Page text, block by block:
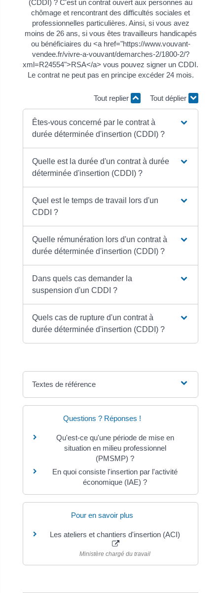
(CDDI) ? C'est un contrat ouvert aux personnes au
chômage et rencontrant des difficultés sociales et
professionnelles particulières. Ainsi, si vous avez
moins de 26 ans, si vous êtes travailleurs handicapés
ou bénéficiaires du <a href="https://www.vouvant-
vendee.fr/vivre-a-vouvant/demarches-2/1800-2/?
xml=R24554">RSA</a> vous pouvez signer un CDDI.
Le contrat ne peut pas en principe excéder 24 mois.
Tout replier Tout déplier
Êtes-vous concerné par le contrat à
durée déterminée d'insertion (CDDI) ?
Quelle est la durée d'un contrat à durée
déterminée d'insertion (CDDI) ?
Quel est le temps de travail lors d'un
CDDI ?
Quelle rémunération lors d'un contrat à
durée déterminée d'insertion (CDDI) ?
Dans quels cas demander la
suspension d'un CDDI ?
Quels cas de rupture d'un contrat à
durée déterminée d'insertion (CDDI) ?
Textes de référence
Questions ? Réponses !
Qu'est-ce qu'une période de mise en
situation en milieu professionnel
(PMSMP) ?
En quoi consiste l'insertion par l'activité
économique (IAE) ?
Pour en savoir plus
Les ateliers et chantiers d'insertion (ACI)
Ministère chargé du travail